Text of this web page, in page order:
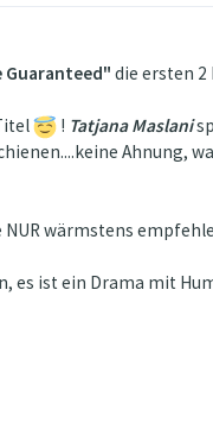
Guaranteed" die ersten 2
! Tatjana Maslani
Ahnung,
NUR wärmstens
es ist ein Drama mit